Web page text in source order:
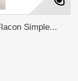
Simple...